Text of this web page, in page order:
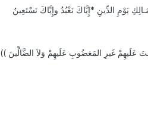
يَوْمِ الدِّينِ *إِيَّاكَ نَعْبُدُ وإِيَّاكَ نَسْتَعِينُ
عَلَيهِمْ غَيرِ المَغضُوبِ عَلَيهِمْ وَلاَ الضَّالِّينَ ))